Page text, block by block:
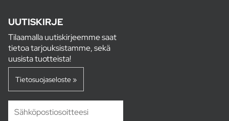
UUTISKIRJE
Tilaamalla uutiskirjeemme saat
tietoa tarjouksistamme, sekä
uusista tuotteista!
Tietosuojaseloste »